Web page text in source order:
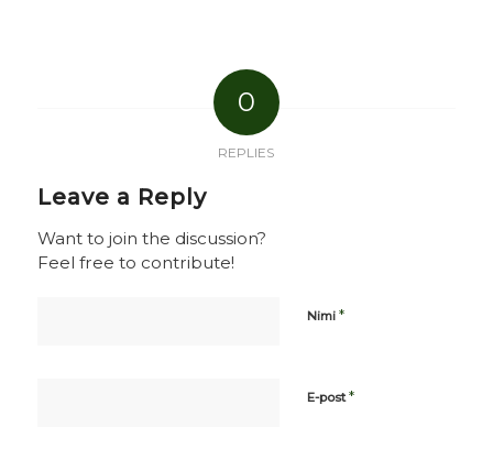
0
REPLIES
Leave a Reply
Want to join the discussion?
Feel free to contribute!
Nimi *
E-post*